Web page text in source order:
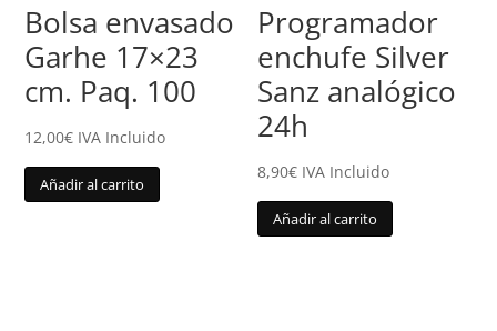
Bolsa envasado
Garhe 17×23
cm. Paq. 100
12,00€ IVA Incluido
Añadir al carrito
Programador
enchufe Silver
Sanz analógico
24h
8,90€ IVA Incluido
Añadir al carrito